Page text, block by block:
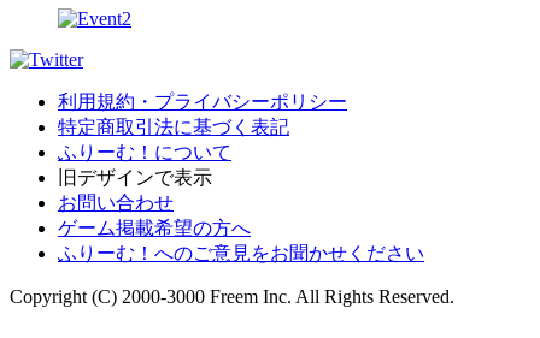
利用規約・プライバシーポリシー
特定商取引法に基づく表記
ふりーむ！について
旧デザインで表示
お問い合わせ
ゲーム掲載希望の方へ
ふりーむ！へのご意見をお聞かせください
Copyright (C) 2000-3000 Freem Inc. All Rights Reserved.